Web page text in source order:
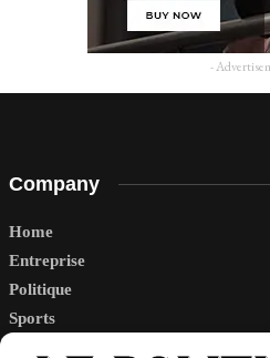
-
Company
Home
Entreprise
Politique
Sports